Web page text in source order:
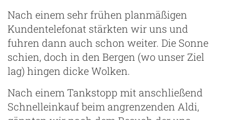
Nach einem sehr frühen planmäßigen
Kundentelefonat stärkten wir uns und
fuhren dann auch schon weiter. Die Sonne
schien, doch in den Bergen (wo unser Ziel
lag) hingen dicke Wolken.
Nach einem Tankstopp mit anschließend
Schnelleinkauf beim angrenzenden Aldi,